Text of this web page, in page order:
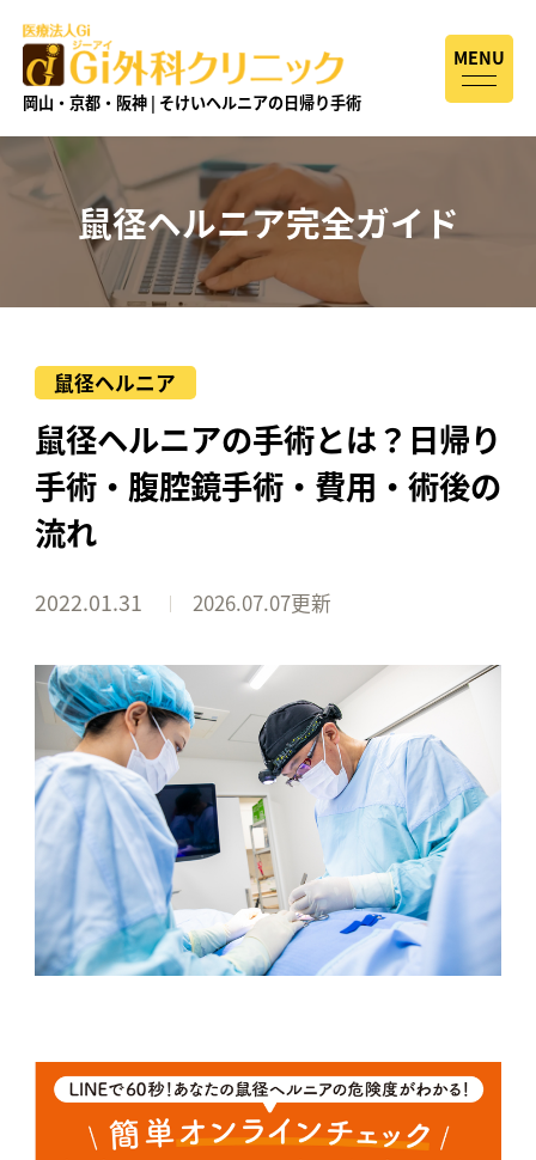
岡山・京都・阪神 | そけいヘルニアの日帰り手術
MENU
鼠径ヘルニア完全ガイド
鼠径ヘルニア
鼠径ヘルニアの手術とは？日帰り
手術・腹腔鏡手術・費用・術後の
流れ
2022.01.31 2026.07.07更新